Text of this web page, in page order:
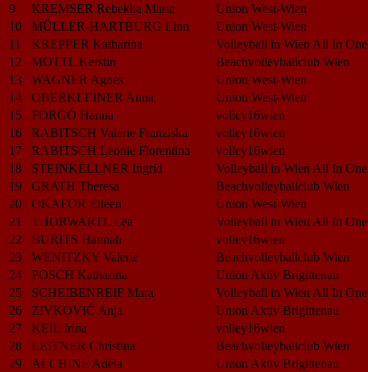
9
KREMSER Rebekka Maria Union West-Wien
10
MÜLLER-HARTBURG Linn Union West-Wien
11
KREPPER Katharina Volleyball in Wien All In One
12
MOTTL Kerstin Beachvolleyballclub Wien
13
WAGNER Agnes Union West-Wien
14
OBERKLEINER Anna Union West-Wien
15
FORGÓ Hanna volley16wien
16
RABITSCH Valerie Franziska volley16wien
17
RABITSCH Leonie Florentina volley16wien
18
STEINKELLNER Ingrid Volleyball in Wien All In One
19
GRATH Theresa Beachvolleyballclub Wien
20
OKAFOR Eileen Union West-Wien
21
THORWARTL Lea Volleyball in Wien All In One
22
BURITS Hannah volley16wien
23
WENITZKY Valerie Beachvolleyballclub Wien
24
POSCH Katharina Union Aktiv Brigittenau
25
SCHEIBENREIF Mara Volleyball in Wien All In One
26
ZIVKOVIĆ Anja Union Aktiv Brigittenau
27
KEIL Irina volley16wien
28
LEITNER Christina Beachvolleyballclub Wien
29
ALCHINE Adela Union Aktiv Brigittenau